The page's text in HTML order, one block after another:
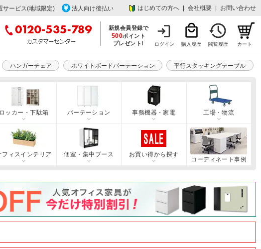
サービス(地域限定) 法人向け後払い はじめての方へ 会社概要 お問い合わせ
新規会員登録で
500ポイント
プレゼント!
ログイン 購入履歴 閲覧履歴 カート
ハンガーチェア ホワイトボードパーテーション 平行スタッキングテーブル
ロッカー・下駄箱 パーテーション 事務機器・家電 工場・物流
フィスインテリア 個室・集中ブース
お買い得から探す
コーディネート事例